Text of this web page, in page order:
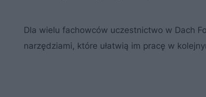
Dla wielu fachowców uczestnictwo w Dach
narzędziami, które ułatwią im pracę w